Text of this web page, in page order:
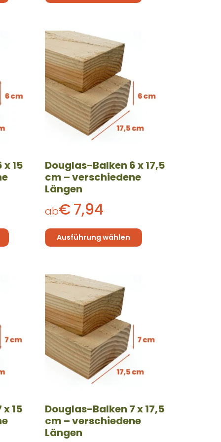
15
Douglas-Balken 6 x 17,5
cm – verschiedene
Längen
ab€7,94
Ausführung wählen
Dieses
Produkt
weist
mehrere
Varianten
auf.
Die
Optionen
können
Produktseite
gewählt
werden
15
Douglas-Balken 7 x 17,5
cm – verschiedene
Längen
Dieses
Produkt
weist
mehrere
Varianten
auf.
Die
Optionen
können
Produktseite
gewählt
werden